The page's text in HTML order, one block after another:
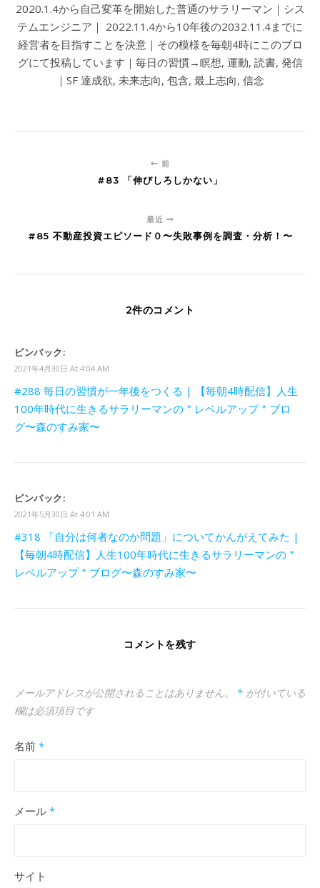
2020.1.4から自己変革を開始した普通のサラリーマン｜シス
テムエンジニア｜ 2022.11.4から10年後の2032.11.4までに
経営者を目指すことを決意｜その模様を毎朝4時にこのブロ
グにて投稿しています｜毎日の習慣→瞑想, 運動, 読書, 発信
｜SF 達成欲, 未来志向, 包含, 最上志向, 信念
前
#83 「伸びしろしかない」
最近
#85 不動産投資エピソード０〜失敗事例を調査・分析！〜
2件のコメント
ピンバック:
2021年4月30日 At 4:04 AM
#288 毎日の習慣が一年後をつくる | 【毎朝4時配信】人生
100年時代に生きるサラリーマンの＂レベルアップ＂ブロ
グ〜森のすみ家〜
ピンバック:
2021年5月30日 At 4:01 AM
#318 「自分は何者なのか問題」についてかんがえてみた |
【毎朝4時配信】人生100年時代に生きるサラリーマンの＂
レベルアップ＂ブログ〜森のすみ家〜
コメントを残す
メールアドレスが公開されることはありません。 * が付いている
欄は必須項目です
名前 *
メール *
サイト